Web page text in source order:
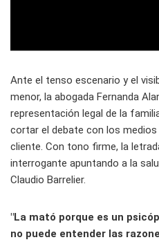
Ante el tenso escenario y el
menor, la abogada Fernanda
representación legal de la
cortar el debate con los
cliente. Con tono firme, la
interrogante apuntando a la
Claudio Barrelier.
"La mató porque es un
no puede entender las